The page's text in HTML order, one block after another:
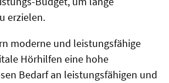
erzielen.
moderne und leistungsfähige
Hörhilfen eine hohe
Bedarf an leistungsfähigen und